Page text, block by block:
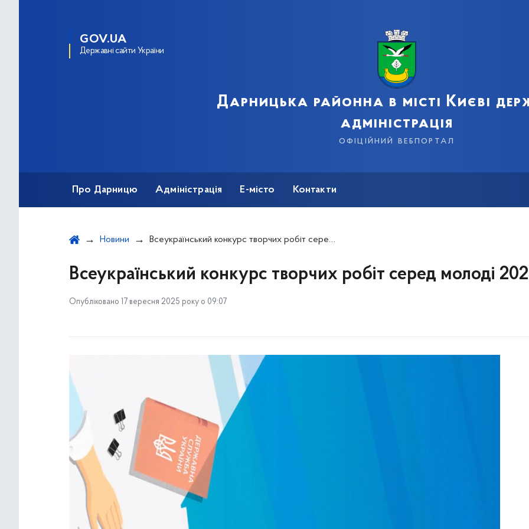
GOV.UA
Державні сайти України
Дарницька районна в місті Києві
адміністрація
офіційний вебпортал
Про Дарницю Адміністрація Е-місто Контакти
Новини Всеукраїнський конкурс творчих робіт серед молоді 2025
Всеукраїнський конкурс творчих робіт серед молоді
Опубліковано 17 вересня 2025 року о 09:07